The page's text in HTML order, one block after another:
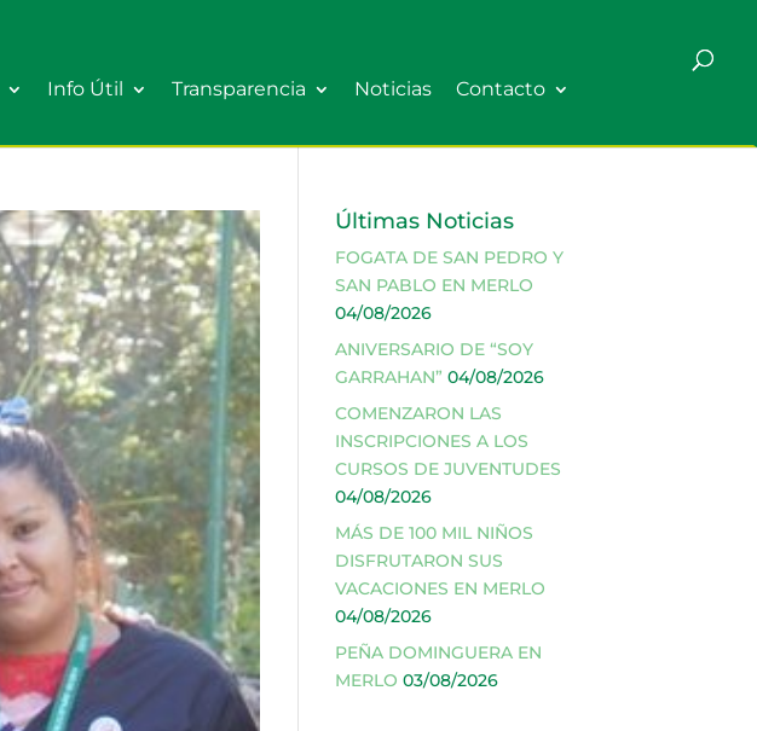
Info Útil Transparencia Noticias Contacto
Últimas Noticias
FOGATA DE SAN PEDRO Y
SAN PABLO EN MERLO
04/08/2026
ANIVERSARIO DE “SOY
GARRAHAN” 04/08/2026
COMENZARON LAS
INSCRIPCIONES A LOS
CURSOS DE JUVENTUDES
04/08/2026
MÁS DE 100 MIL NIÑOS
DISFRUTARON SUS
VACACIONES EN MERLO
04/08/2026
PEÑA DOMINGUERA EN
MERLO 03/08/2026